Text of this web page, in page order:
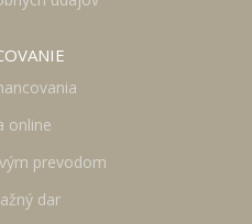
online
prevodom
dar